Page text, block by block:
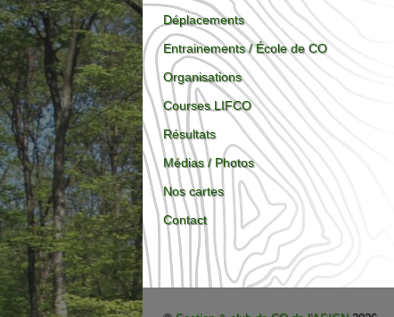
Déplacements
Entrainements / École de CO
Organisations
Courses LIFCO
Résultats
Médias / Photos
Nos cartes
Contact